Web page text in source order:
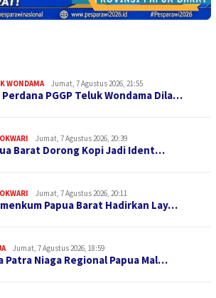
WONDAMA Jumat, 7 Agustus 2026, 21:55
PGGP Teluk Wondama Dila…
Jumat, 7 Agustus 2026, 20:39
Barat Dorong Kopi Jadi Ident…
Jumat, 7 Agustus 2026, 20:11
Papua Barat Hadirkan Lay…
Jumat, 7 Agustus 2026, 18:59
Patra Niaga Regional Papua Mal…